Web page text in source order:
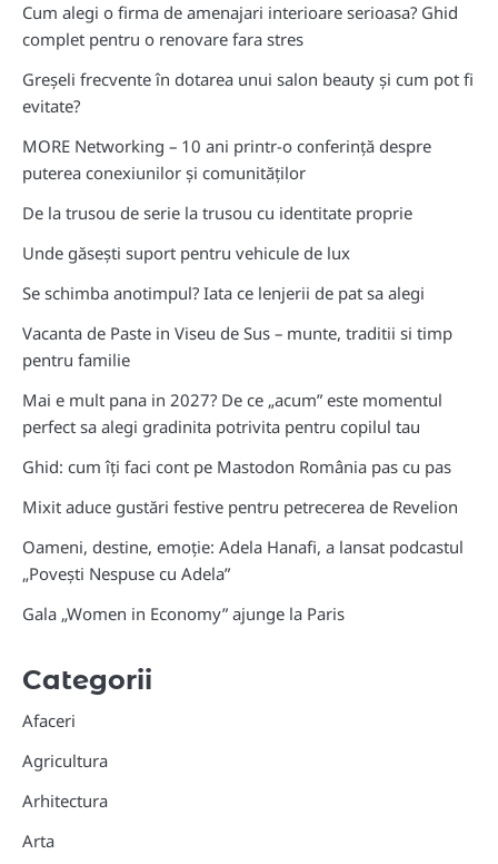
Cum alegi o firma de amenajari interioare serioasa? Ghid
complet pentru o renovare fara stres
Greșeli frecvente în dotarea unui salon beauty și cum pot fi
evitate?
MORE Networking – 10 ani printr-o conferință despre
puterea conexiunilor și comunităților
De la trusou de serie la trusou cu identitate proprie
Unde găsești suport pentru vehicule de lux
Se schimba anotimpul? Iata ce lenjerii de pat sa alegi
Vacanta de Paste in Viseu de Sus – munte, traditii si timp
pentru familie
Mai e mult pana in 2027? De ce „acum” este momentul
perfect sa alegi gradinita potrivita pentru copilul tau
Ghid: cum îți faci cont pe Mastodon România pas cu pas
Mixit aduce gustări festive pentru petrecerea de Revelion
Oameni, destine, emoție: Adela Hanafi, a lansat podcastul
„Povești Nespuse cu Adela”
Gala „Women in Economy” ajunge la Paris
Categorii
Afaceri
Agricultura
Arhitectura
Arta